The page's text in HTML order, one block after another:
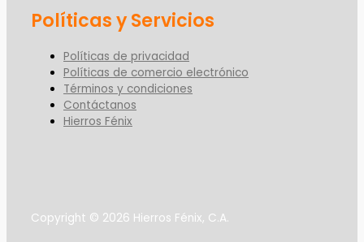
Políticas y Servicios
Políticas de privacidad
Políticas de comercio electrónico
Términos y condiciones
Contáctanos
Hierros Fénix
Copyright © 2026 Hierros Fénix, C.A.